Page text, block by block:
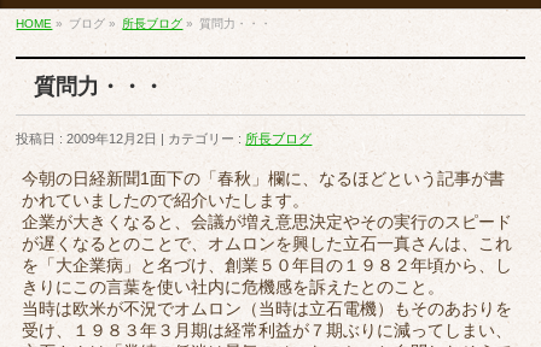
HOME » ブログ » 所長ブログ » 質問力・・・
質問力・・・
投稿日 : 2009年12月2日 カテゴリー : 所長ブログ
今朝の日経新聞1面下の「春秋」欄に、なるほどという記事が書
かれていましたので紹介いたします。
企業が大きくなると、会議が増え意思決定やその実行のスピード
が遅くなるとのことで、オムロンを興した立石一真さんは、これ
を「大企業病」と名づけ、創業５０年目の１９８２年頃から、し
きりにこの言葉を使い社内に危機感を訴えたとのこと。
当時は欧米が不況でオムロン（当時は立石電機）もそのあおりを
受け、１９８３年３月期は経常利益が７期ぶりに減ってしまい、